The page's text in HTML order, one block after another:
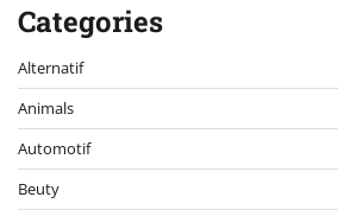
Categories
Alternatif
Animals
Automotif
Beuty